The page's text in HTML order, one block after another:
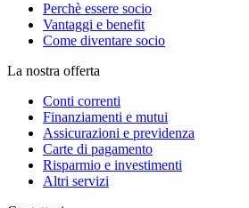
Perchè essere socio
Vantaggi e benefit
Come diventare socio
La nostra offerta
Conti correnti
Finanziamenti e mutui
Assicurazioni e previdenza
Carte di pagamento
Risparmio e investimenti
Altri servizi